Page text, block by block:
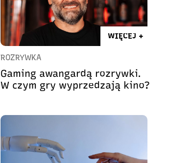
WIĘCEJ +
ROZRYWKA
Gaming awangardą rozrywki.
W czym gry wyprzedzają kino?